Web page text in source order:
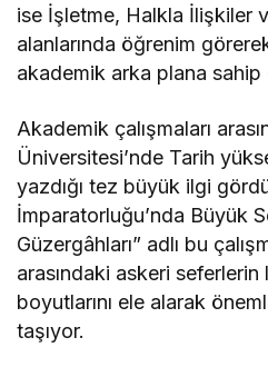
ise İşletme, Halkla İlişkiler
alanlarında öğrenim
akademik arka plana sahip
Akademik çalışmaları
Üniversitesi’nde Tarih
yazdığı tez büyük ilgi
İmparatorluğu’nda Büyük
Güzergâhları” adlı bu
arasındaki askeri
boyutlarını ele alarak
taşıyor.